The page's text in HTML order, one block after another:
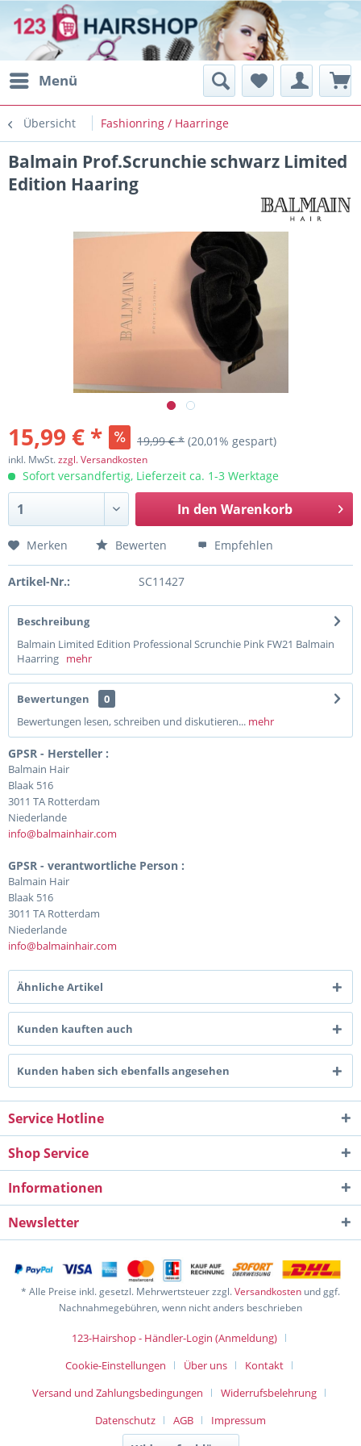
Menü
Übersicht Fashionring / Haarringe
Balmain Prof.Scrunchie schwarz Limited
Edition Haaring
15,99 € * 19,99 € * (20,01% gespart)
inkl. MwSt.zzgl. Versandkosten
Sofort versandfertig, Lieferzeit ca. 1-3 Werktage
In den Warenkorb
Merken Bewerten Empfehlen
Artikel-Nr.: SC11427
Beschreibung
Balmain Limited Edition Professional Scrunchie Pink FW21 Balmain
Haarring mehr
Bewertungen
0
Bewertungen lesen, schreiben und diskutieren... mehr
GPSR - Hersteller :
Balmain Hair
Blaak 516
3011 TA Rotterdam
Niederlande
info@balmainhair.com
GPSR - verantwortliche Person :
Balmain Hair
Blaak 516
3011 TA Rotterdam
Niederlande
info@balmainhair.com
Ähnliche Artikel
Kunden kauften auch
Kunden haben sich ebenfalls angesehen
Service Hotline
Shop Service
Informationen
Newsletter
* Alle Preise inkl. gesetzl. Mehrwertsteuer zzgl.Versandkosten und ggf.
Nachnahmegebühren, wenn nicht anders beschrieben
123-Hairshop - Händler-Login (Anmeldung)
Cookie-Einstellungen
Über uns
Kontakt
Versand und Zahlungsbedingungen
Widerrufsbelehrung
Datenschutz
AGB Impressum